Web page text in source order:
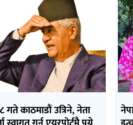
गते काठमाडौं उत्रिने, नेता